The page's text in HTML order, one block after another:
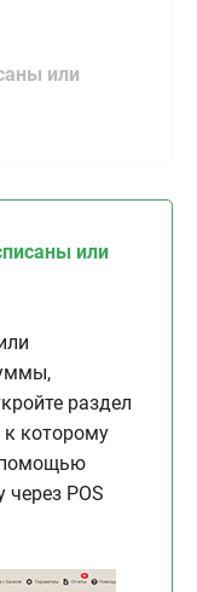
или
или
раздел
к которому
помощью
POS